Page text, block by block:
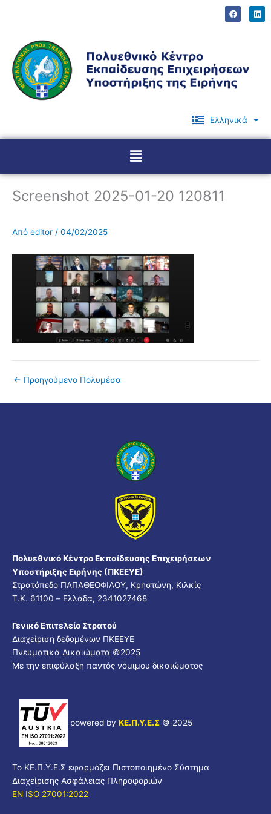
F
a
c
L
i
n
Ελληνικά
English
Menu
Screenshot 2025-01-20 120811
Από editor / 04/02/2025
← Προηγούμενο Πολυμέσα
Πολυεθνικό Κέντρο Εκπαίδευσης Επιχειρήσεων
Υποστήριξης Ειρήνης (ΠΚΕΕΥΕ)
Στρατόπεδο ΠΑΠΑΘΕΟΦΙΛΟΥ, Κρηστώνη, Κιλκίς
Τ.Κ. 61100 – Ελλάδα, 2341027468
Γενικό Επιτελείο Στρατού
Διαχείριση δεδομένων ΠΚΕΕΥΕ
Πνευματικά Δικαιώματα ©2025
Με την επιφύλαξη παντός νόμιμου δικαιώματος
powered by ΚΕ.Π.Υ.Ε.Σ © 2025
Το ΚΕ.Π.Υ.Ε.Σ εφαρμόζει Πιστοποιημένο Σύστημα
Διαχείρισης Ασφάλειας Πληροφοριών
EN ISO 27001:2022